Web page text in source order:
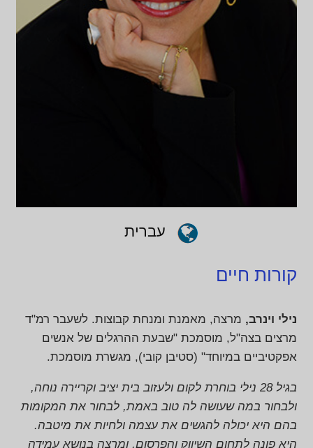
עברית
קורות חיים
נילי וינרב, מרצה, מאמנת ומנחת קבוצות. לשעבר רמ"ד
מרצים בצה"ל, מוסמכת "שבעת ההרגלים של אנשים
אפקטיביים במיוחד" (סטיבן קובי), מגשרת מוסמכת.
בגיל 28 נילי בוחרת לקום ולעזוב בית יציב וקריירה נוחה,
ולבחור במה שעושה לה טוב באמת, לבחור את המקומות
בהם היא יכולה להגשים את עצמה ולחיות את מיטבה.
היא פונה לתחום השיווק והפרסום, ומרצה בנושא עמידה